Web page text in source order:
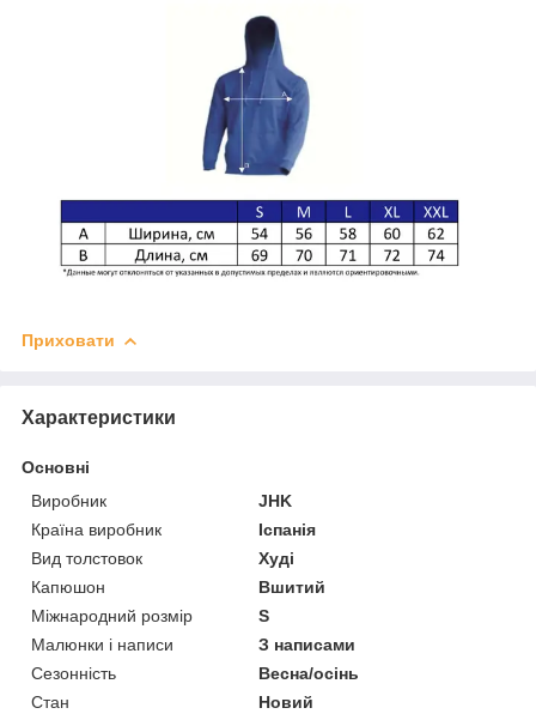
Приховати
Характеристики
Основні
Виробник
JHK
Країна виробник
Іспанія
Вид толстовок
Худі
Капюшон
Вшитий
Міжнародний розмір
S
Малюнки і написи
З написами
Сезонність
Весна/осінь
Стан
Новий